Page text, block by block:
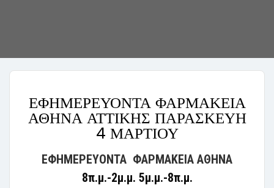
ΕΦΗΜΕΡΕΥΟΝΤΑ ΦΑΡΜΑΚΕΙΑ
ΑΘΗΝΑ ΑΤΤΙΚΗΣ ΠΑΡΑΣΚΕΥΗ
4 ΜΑΡΤΙΟΥ
ΕΦΗΜΕΡΕΥΟΝΤΑ ΦΑΡΜΑΚΕΙΑ ΑΘΗΝΑ
8π.μ.-2μ.μ. 5μ.μ.-8π.μ.